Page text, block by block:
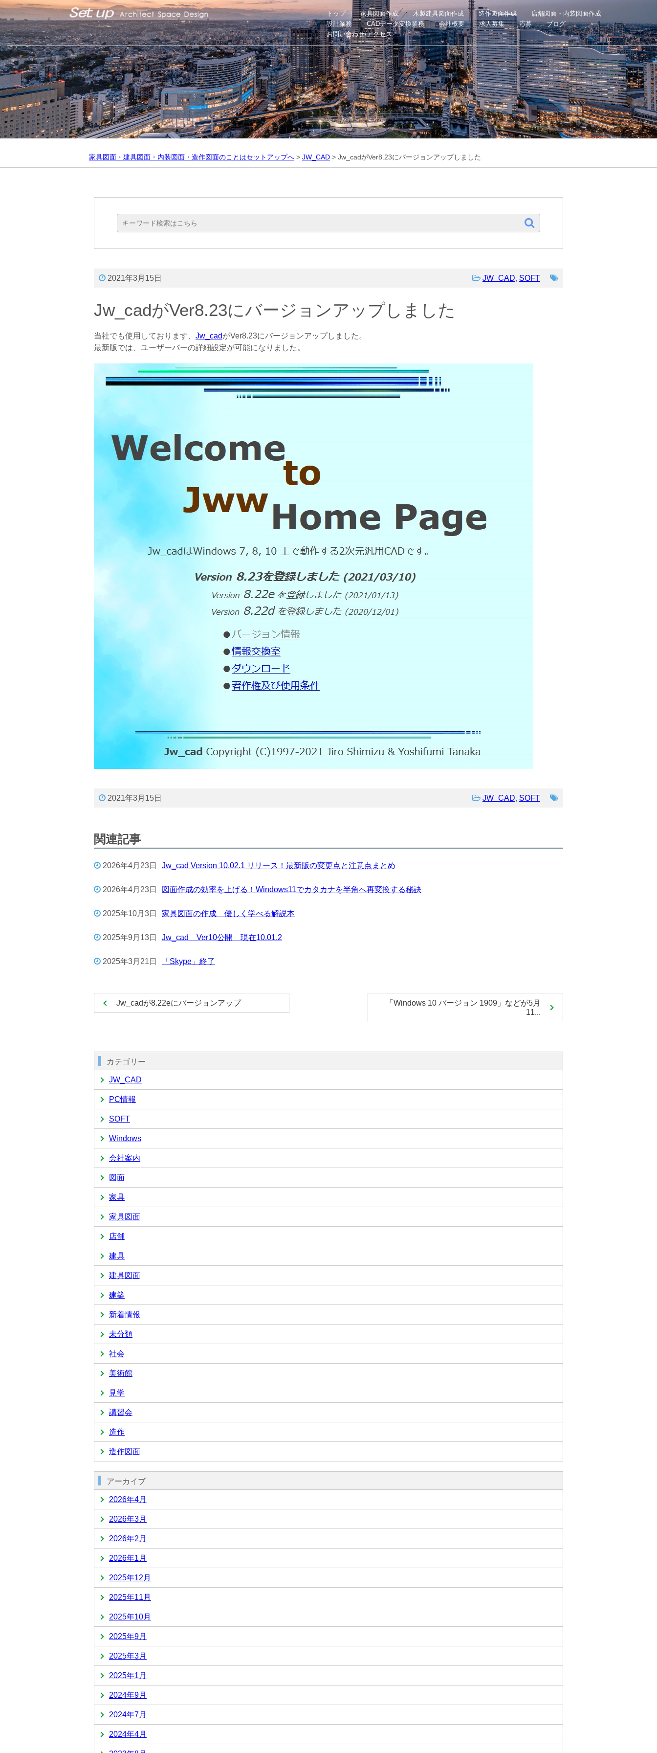
トップ 家具図面作成 木製建具図面作成 造作図面作成
店舗図面・内装図面作成
設計業務
CADデータ変換業務 会社概要 求人募集 応募
ブログ
お問い合わせ/アクセス
Set up
家具図面・建具図面・内装図面・造作図面のことはセットアップへ > JW_CAD > Jw_cadがVer8.23にバージョンアップしました
2021年3月15日 JW_CAD, SOFT
Jw_cadがVer8.23にバージョンアップしました
当社でも使用しております、 Jw_cadがVer8.23にバージョンアップしました。
最新版では、ユーザーバーの詳細設定が可能になりました。
2021年3月15日 JW_CAD, SOFT
関連記事
2026年4月23日 Jw_cad Version 10.02.1 リリース！最新版の変更点と注意点まとめ
2026年4月23日 図面作成の効率を上げる！Windows11でカタカナを半角へ再変換する秘訣
2025年10月3日 家具図面の作成 優しく学べる解説本
2025年9月13日 Jw_cad Ver10公開 現在10.01.2
2025年3月21日 「Skype」終了
Jw_cadが8.22eにバージョンアップ
「Windows 10 バージョン 1909」などが5月
11...
カテゴリー
JW_CAD
PC情報
SOFT
Windows
会社案内
図面
家具
家具図面
店舗
建具
建具図面
建築
新着情報
未分類
社会
美術館
見学
講習会
造作
造作図面
アーカイブ
2026年4月
2026年3月
2026年2月
2026年1月
2025年12月
2025年11月
2025年10月
2025年9月
2025年3月
2025年1月
2024年9月
2024年7月
2024年4月